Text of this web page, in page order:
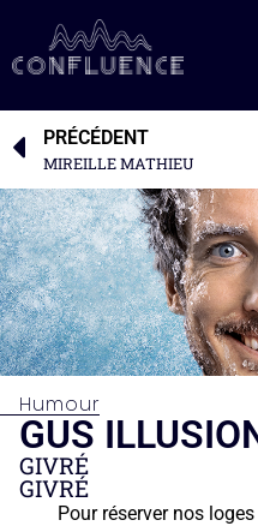
PRÉCÉDENT
MIREILLE MATHIEU
Humour
GUS
GIVRÉ
GIVRÉ
Pour réserver nos loges